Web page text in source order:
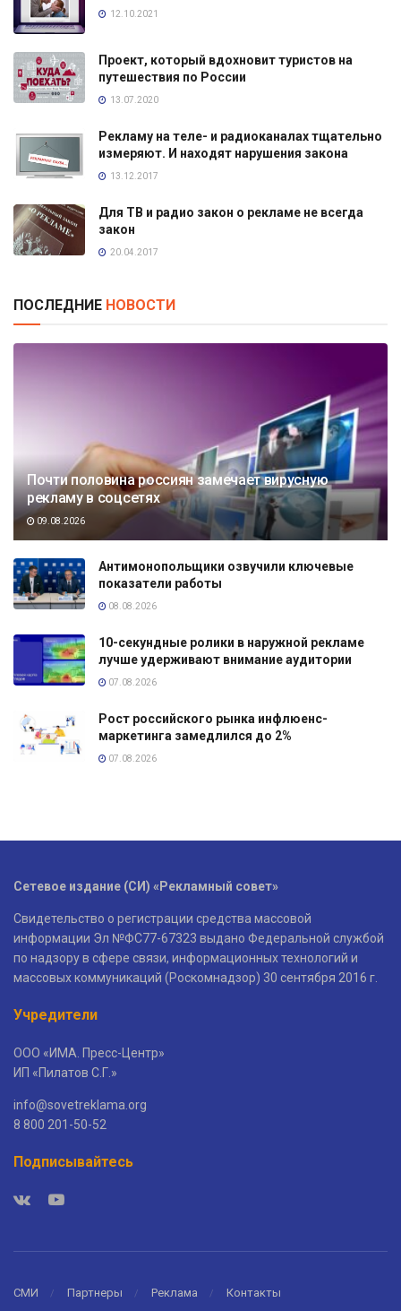
12.10.2021
Проект, который вдохновит туристов на
путешествия по России
13.07.2020
Рекламу на теле- и радиоканалах тщательно
измеряют. И находят нарушения закона
13.12.2017
Для ТВ и радио закон о рекламе не всегда
закон
20.04.2017
ПОСЛЕДНИЕ НОВОСТИ
Почти половина россиян замечает вирусную
рекламу в соцсетях
09.08.2026
Антимонопольщики озвучили ключевые
показатели работы
08.08.2026
10-секундные ролики в наружной рекламе
лучше удерживают внимание аудитории
07.08.2026
Рост российского рынка инфлюенс-
маркетинга замедлился до 2%
07.08.2026
Сетевое издание (СИ) «Рекламный совет»
Свидетельство о регистрации средства массовой
информации Эл №ФС77-67323 выдано Федеральной службой
по надзору в сфере связи, информационных технологий и
массовых коммуникаций (Роскомнадзор) 30 сентября 2016 г.
Учредители
ООО «ИМА. Пресс-Центр»
ИП «Пилатов С.Г.»
info@sovetreklama.org
8 800 201-50-52
Подписывайтесь
СМИ Партнеры Реклама Контакты